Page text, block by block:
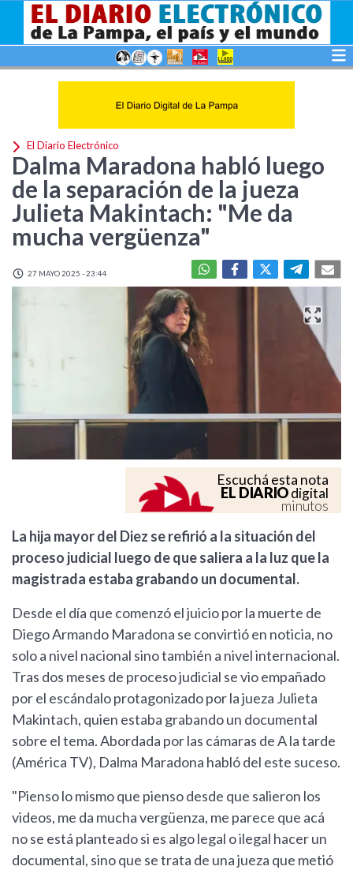
El Diario Electrónico
Dalma Maradona habló luego
de la separación de la jueza
Julieta Makintach: "Me da
mucha vergüenza"
27 MAYO 2025 - 23:44
Escuchá esta nota
EL DIARIOdigital
minutos
La hija mayor del Diez se refirió a la situación del
proceso judicial luego de que saliera a la luz que la
magistrada estaba grabando un documental.
Desde el día que comenzó el juicio por la muerte de
Diego Armando Maradona se convirtió en noticia, no
solo a nivel nacional sino también a nivel internacional.
Tras dos meses de proceso judicial se vio empañado
por el escándalo protagonizado por la jueza Julieta
Makintach, quien estaba grabando un documental
sobre el tema. Abordada por las cámaras de A la tarde
(América TV), Dalma Maradona habló del este suceso.
"Pienso lo mismo que pienso desde que salieron los
videos, me da mucha vergüenza, me parece que acá
no se está planteado si es algo legal o ilegal hacer un
documental, sino que se trata de una jueza que metió